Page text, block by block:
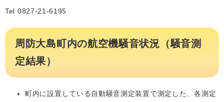
Tel 0827-21-6195
周防大島町内の航空機騒音状況（騒音測
定結果）
町内に設置している自動騒音測定装置で測定した、各測定